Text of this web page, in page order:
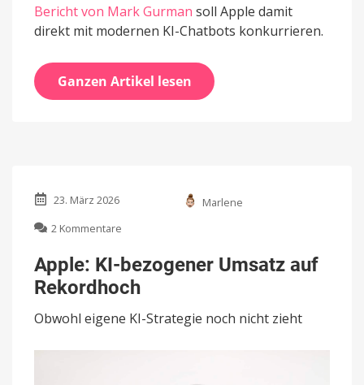
Bericht von Mark Gurman soll Apple damit
direkt mit modernen KI-Chatbots konkurrieren.
Ganzen Artikel lesen
23. März 2026
Marlene
2 Kommentare
KI-
bezogener
Umsatz
Rekordhoch
Apple: KI-bezogener Umsatz auf
Rekordhoch
Obwohl eigene KI-Strategie noch nicht zieht